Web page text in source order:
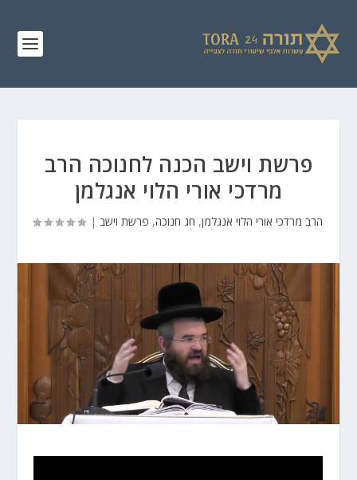
פרשת וישב הכנה לחנוכה הרב
מרדכי אורי הלוי אנגלמן
הרב מרדכי אורי הלוי אנגלמן, חג חנוכה, פרשת וישב |